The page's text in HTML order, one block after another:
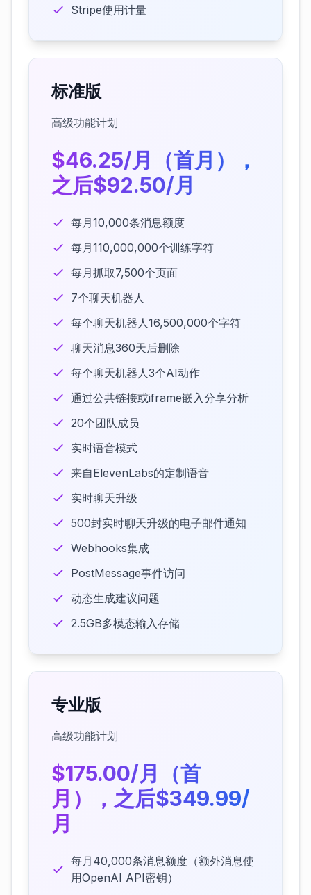
Stripe使用计量
标准版
高级功能计划
$46.25/月（首月），
之后$92.50/月
每月10,000条消息额度
每月110,000,000个训练字符
每月抓取7,500个页面
7个聊天机器人
每个聊天机器人16,500,000个字符
聊天消息360天后删除
每个聊天机器人3个AI动作
通过公共链接或iframe嵌入分享分析
20个团队成员
实时语音模式
来自ElevenLabs的定制语音
实时聊天升级
500封实时聊天升级的电子邮件通知
Webhooks集成
PostMessage事件访问
动态生成建议问题
2.5GB多模态输入存储
专业版
高级功能计划
$175.00/月（首
月），之后$349.99/
月
每月40,000条消息额度（额外消息使
用OpenAI API密钥）